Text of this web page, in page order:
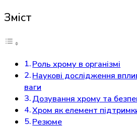
Зміст
Роль хрому в організмі
Наукові дослідження
ваги
Дозування хрому та
Хром як елемент
Резюме